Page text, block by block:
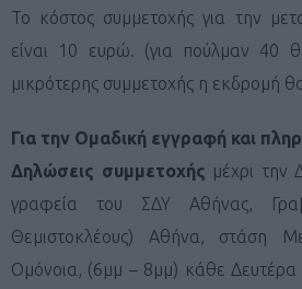
Το κόστος συμμετοχής για την
είναι 10 ευρώ. (για πούλμαν 40
μικρότερης συμμετοχής η εκδρομή
Για την Ομαδική εγγραφή και
Δηλώσεις συμμετοχής μέχρι την
γραφεία του ΣΔΥ Αθήνας,
Θεμιστοκλέους) Αθήνα, στάση
Ομόνοια, (6μμ – 8μμ) κάθε